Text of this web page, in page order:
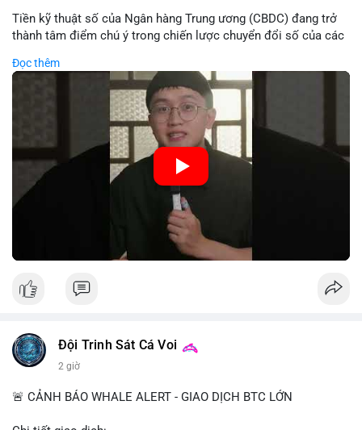
Tiền kỹ thuật số của Ngân hàng Trung ương (CBDC) đang trở
thành tâm điểm chú ý trong chiến lược chuyển đổi số của các
trung, CBDC là hình thức tiền pháp định được phát hành và
quản lý trực tiếp bởi Ngân hàng Trung ương nhằm tối ưu hóa
hệ thống thanh toán và tăng cường hiệu quả chính sách tiền tệ.
Việc triển khai CBDC hứa hẹn sẽ thay đổi diện mạo của hạ
tầng tài chính truyền thống, mang lại sự tiện lợi trong giao dịch
nhưng cũng đặt ra nhiều thách thức về quyền riêng tư và an
ninh mạng.
🎥 Xem video trực tiếp tại:
Đọc thêm
Đội Trinh Sát Cá Voi
2 giờ
🚨 CẢNH BÁO WHALE ALERT - GIAO DỊCH BTC LỚN